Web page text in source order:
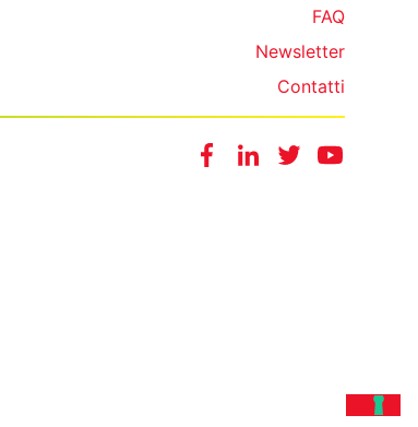
FAQ
Newsletter
Contatti
FacebookInstagram
Twitter